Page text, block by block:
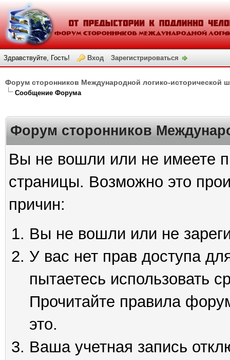
Здравствуйте, Гость! Вход Зарегистрироваться
Форум сторонников Международной логико-исторической
Сообщение Форума
Форум сторонников
Вы не вошли или не имеете
страницы. Возможно это
причин:
Вы не вошли или не
У вас нет прав доступа
пытаетесь использовать
Прочитайте правила
это.
Ваша учетная запись